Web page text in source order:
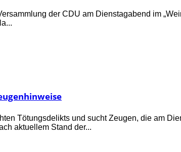
der CDU am Dienstagabend im
Tötungsdelikts und sucht Zeugen, die am
aktuellem Stand der...